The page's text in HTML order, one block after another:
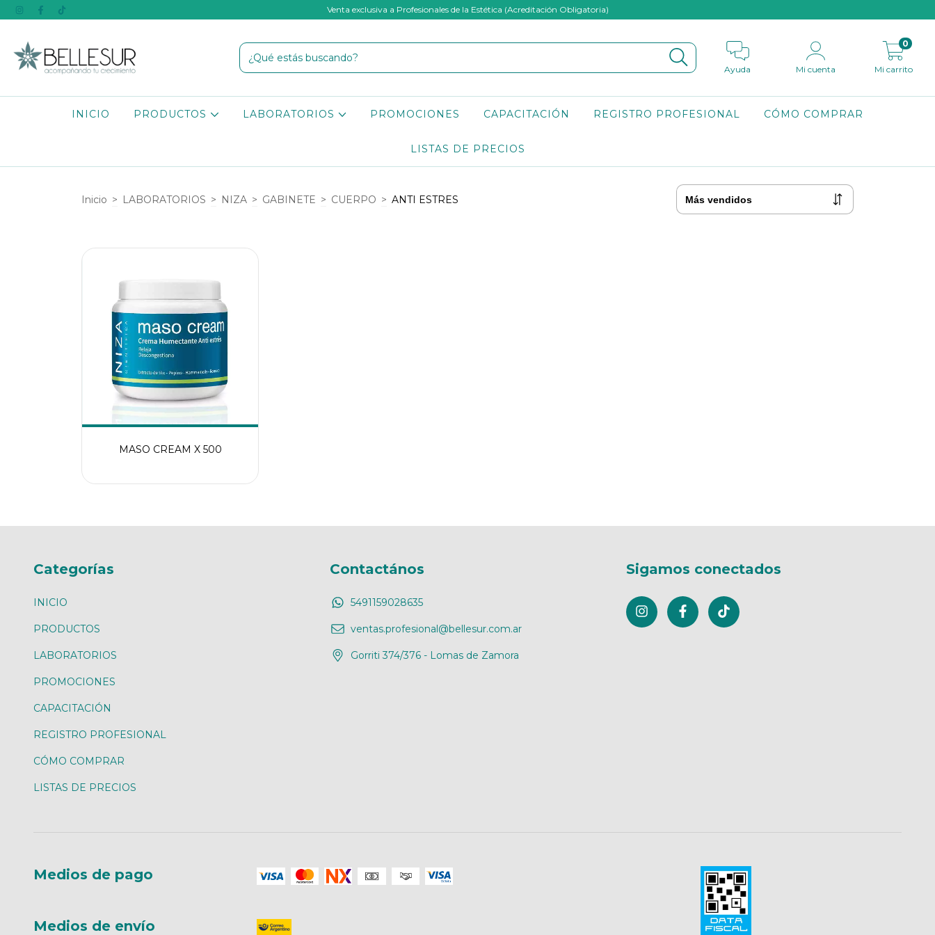
Venta exclusiva a Profesionales de la Estética (Acreditación Obligatoria)
Ayuda Mi cuenta Mi carrito
0
INICIO PRODUCTOS LABORATORIOS PROMOCIONES CAPACITACIÓN REGISTRO PROFESIONAL CÓMO COMPRAR
LISTAS DE PRECIOS
Inicio > LABORATORIOS > NIZA > GABINETE > CUERPO > ANTI ESTRES
MASO CREAM X 500
Categorías
INICIO
PRODUCTOS
LABORATORIOS
PROMOCIONES
CAPACITACIÓN
REGISTRO PROFESIONAL
CÓMO COMPRAR
LISTAS DE PRECIOS
Contactános
5491159028635
ventas.profesional@bellesur.com.ar
Gorriti 374/376 - Lomas de Zamora
Sigamos conectados
Medios de pago
Medios de envío